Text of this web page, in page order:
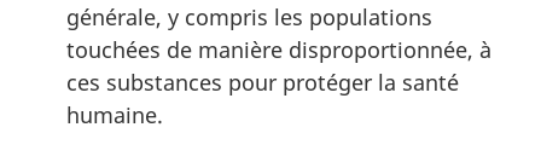
générale, y compris les populations
touchées de manière disproportionnée, à
ces substances pour protéger la santé
humaine.